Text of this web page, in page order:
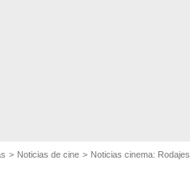
Noticias de cine Noticias cinema: Rodajes